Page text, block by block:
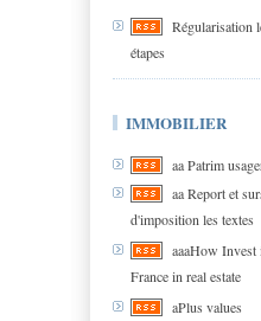
Régularisation
étapes
IMMOBILIER
aa Patrim
aa Report et
d'imposition les textes
aaaHow Invest
France in real estate
aPlus values